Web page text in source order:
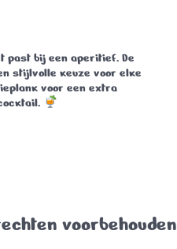
past bij een aperitief. De
stijlvolle keuze voor elke
voor een extra
voorbehouden